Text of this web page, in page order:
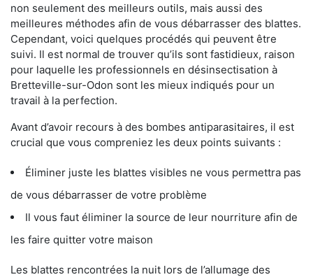
non seulement des meilleurs outils, mais aussi des
meilleures méthodes afin de vous débarrasser des blattes.
Cependant, voici quelques procédés qui peuvent être
suivi. Il est normal de trouver qu’ils sont fastidieux, raison
pour laquelle les professionnels en désinsectisation à
Bretteville-sur-Odon sont les mieux indiqués pour un
travail à la perfection.
Avant d’avoir recours à des bombes antiparasitaires, il est
crucial que vous compreniez les deux points suivants :
Éliminer juste les blattes visibles ne vous permettra pas
de vous débarrasser de votre problème
Il vous faut éliminer la source de leur nourriture afin de
les faire quitter votre maison
Les blattes rencontrées la nuit lors de l’allumage des